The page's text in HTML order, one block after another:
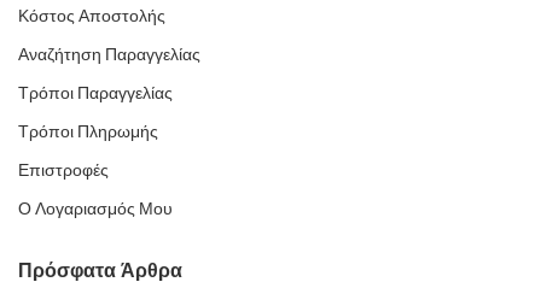
Κόστος Αποστολής
Αναζήτηση Παραγγελίας
Τρόποι Παραγγελίας
Τρόποι Πληρωμής
Επιστροφές
Ο Λογαριασμός Μου
Πρόσφατα Άρθρα